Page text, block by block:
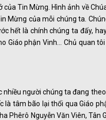
Tin Mừng. Hình ảnh về
Mừng của mỗi chúng ta.
hết là chính chúng ta đấy,
Giáo phận Vinh… Chủ quan
nhiều người chúng ta đang
là tâm bão lại thổi qua Giáo
Phêrô Nguyễn Văn Viên,